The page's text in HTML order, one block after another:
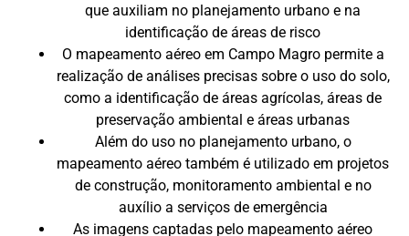
que auxiliam no planejamento urbano e na
identificação de áreas de risco
O mapeamento aéreo em Campo Magro permite a
realização de análises precisas sobre o uso do solo,
como a identificação de áreas agrícolas, áreas de
preservação ambiental e áreas urbanas
Além do uso no planejamento urbano, o
mapeamento aéreo também é utilizado em projetos
de construção, monitoramento ambiental e no
auxílio a serviços de emergência
As imagens captadas pelo mapeamento aéreo